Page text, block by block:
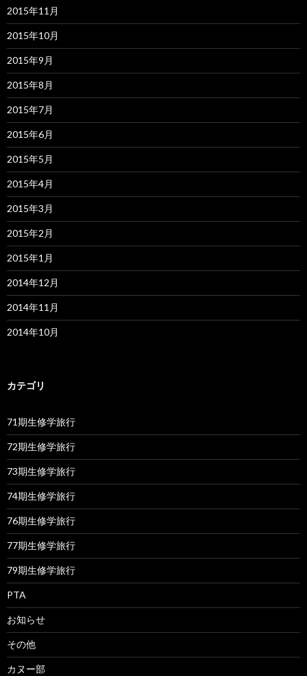
2015年11月
2015年10月
2015年9月
2015年8月
2015年7月
2015年6月
2015年5月
2015年4月
2015年3月
2015年2月
2015年1月
2014年12月
2014年11月
2014年10月
カテゴリ
71期生修学旅行
72期生修学旅行
73期生修学旅行
74期生修学旅行
76期生修学旅行
77期生修学旅行
79期生修学旅行
PTA
お知らせ
その他
カヌー部